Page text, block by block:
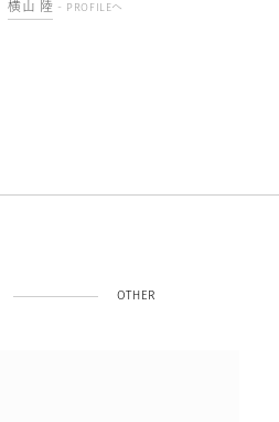
横山 陸 - PROFILEへ
OTHER